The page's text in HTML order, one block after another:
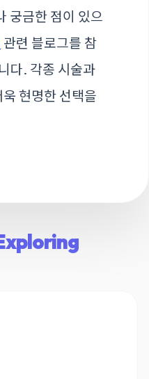
궁금한 점이 있으
관련 블로그를 참
다. 각종 시술과
현명한 선택을